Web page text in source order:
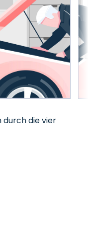
durch die vier